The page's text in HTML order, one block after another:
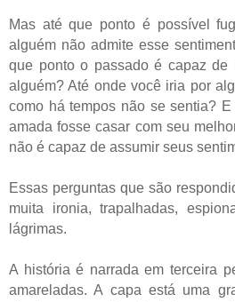
Mas até que ponto é possível
alguém não admite esse
que ponto o passado é capaz de
alguém? Até onde você iria por
como há tempos não se sentia?
amada fosse casar com seu
não é capaz de assumir seus
Essas perguntas que são
muita ironia, trapalhadas,
lágrimas.
A história é narrada em terceira
amareladas. A capa está uma